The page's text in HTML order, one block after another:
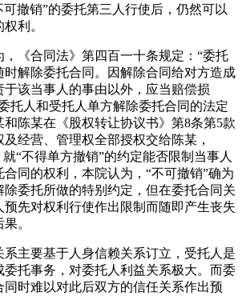
可撤销”的委托第三人行使后，仍然可以
利。
《合同法》第四百一十条规定：“委托
时解除委托合同。因解除合同给对方造成
该当事人的事由以外，应当赔偿损
托人和受托人单方解除委托合同的法定
陈某在《股权转让协议书》第8条第5款
经营、管理权全部授权交给陈某，
就“不得单方撤销”的约定能否限制当事人
同的权利，本院认为，“不可撤销”确为
委托所做的特别约定，但在委托合同关
预先对权利行使作出限制而随即产生丧失
。
主要基于人身信赖关系订立，受托人是
委托事务，对委托人利益关系极大。而委
时难以对此后双方的信任关系作出预